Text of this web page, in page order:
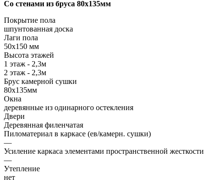
Со стенами из бруса 80х135мм
Покрытие пола
шпунтованная доска
Лаги пола
50х150 мм
Высота этажей
1 этаж - 2,3м
2 этаж - 2,3м
Брус камерной сушки
80х135мм
Окна
деревянные из одинарного остекления
Двери
Деревянная филенчатая
Пиломатериал в каркасе (ев/камерн. сушки)
—
Усиление каркаса элементами пространственной жесткости
—
Утепление
нет